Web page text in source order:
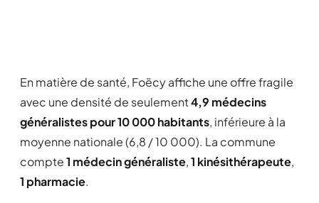
En matière de santé, Foëcy affiche une offre fragile
avec une densité de seulement4,9 médecins
généralistes pour 10 000 habitants, inférieure à la
moyenne nationale (6,8 / 10 000). La commune
compte1 médecin généraliste,1 kinésithérapeute,
1 pharmacie.